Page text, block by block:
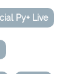
Py+ Live